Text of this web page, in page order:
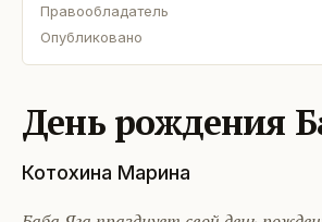
Правообладатель
Опубликовано
День рождения
Котохина Марина